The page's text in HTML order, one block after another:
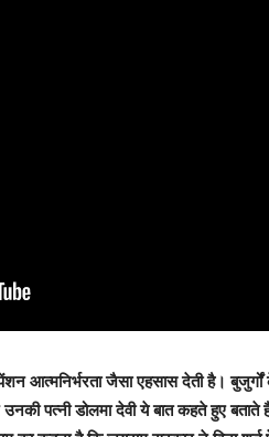
पेंशन आत्मनिर्भरता जैसा एहसास देती है।
पत्नी डोलमा देवी ये बात कहते हुए